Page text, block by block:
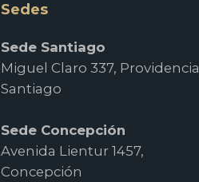
Sedes
Sede Santiago
Miguel Claro 337,
Santiago
Sede Concepción
Avenida Lientur 1457,
Concepción